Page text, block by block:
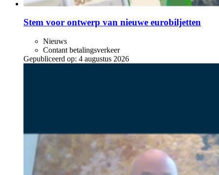
Stem voor ontwerp van nieuwe eurobiljetten
Nieuws
Contant betalingsverkeer
Gepubliceerd op: 4 augustus 2026